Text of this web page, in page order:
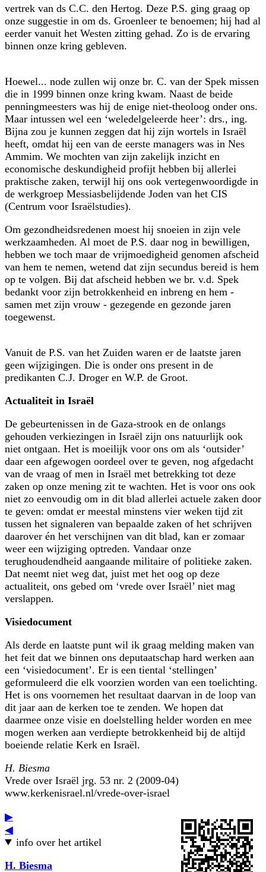
vertrek van ds C.C. den Hertog. Deze P.S. ging graag op
onze suggestie in om ds. Groenleer te benoemen; hij had al
eerder vanuit het Westen zitting gehad. Zo is de ervaring
binnen onze kring gebleven.
Hoewel... node zullen wij onze br. C. van der Spek missen
die in 1999 binnen onze kring kwam. Naast de beide
penningmeesters was hij de enige niet-theoloog onder ons.
Maar intussen wel een ‘weledelgeleerde heer’: drs., ing.
Bijna zou je kunnen zeggen dat hij zijn wortels in Israël
heeft, omdat hij een van de eerste managers was in Nes
Ammim. We mochten van zijn zakelijk inzicht en
economische deskun­dig­heid profijt hebben bij allerlei
praktische zaken, terwijl hij ons ook vertegen­woordigde in
de werkgroep Messiasbelijdende Joden van het CIS
(Centrum voor Israëlstudies).
Om gezondheidsredenen moest hij snoeien in zijn vele
werkzaamheden. Al moet de P.S. daar nog in bewilligen,
hebben we toch maar de vrijmoedigheid genomen afscheid
van hem te nemen, wetend dat zijn secundus bereid is hem
op te volgen. Bij dat afscheid hebben we br. v.d. Spek
bedankt voor zijn betrokkenheid en inbreng en hem -
samen met zijn vrouw - gezegende en gezonde jaren
toegewenst.
Vanuit de P.S. van het Zuiden waren er de laatste jaren
geen wijzigingen. Die is onder ons present in de
predikanten C.J. Droger en W.P. de Groot.
Actualiteit in Israël
De gebeurtenissen in de Gaza-strook en de onlangs
gehouden verkiezingen in Israël zijn ons natuurlijk ook
niet ontgaan. Het is moeilijk voor ons om als ‘outsider’
daar een afgewogen oordeel over te geven, nog afgedacht
van de vraag of men in Israël met betrekking tot deze
zaken op onze mening zit te wachten. Het is voor ons ook
niet zo eenvoudig om in dit blad allerlei actuele zaken door
te geven: omdat er meestal minstens vier weken tijd zit
tussen het signaleren van bepaalde zaken of het schrijven
daarover én het verschijnen van dit blad, kan er zomaar
weer een wijziging optreden. Vandaar onze
terughoudendheid aangaande militaire of politieke zaken.
Dat neemt niet weg dat, juist met het oog op deze
actualiteit, ons gebed om ‘vrede over Israël’ niet mag
verslappen.
Visiedocument
Als derde en laatste punt wil ik graag melding maken van
het feit dat we binnen ons deputaatschap hard werken aan
een ‘visiedocument’. Er is een tiental ‘stellingen’
geformuleerd die elk voorzien worden van een toelichting.
Het is ons voornemen het resultaat daarvan in de loop van
dit jaar aan de kerken toe te zenden. We hopen dat
daarmee onze visie en doelstelling helder worden en mee
mogen werken aan verdiepte betrokkenheid bij de altijd
boeiende relatie Kerk en Israël.
H. Biesma
Vrede over Israël jrg. 53 nr. 2 (2009-04)
www.kerkenisrael.nl/vrede-over-israel
▶
◀
info over het artikel
H. Biesma